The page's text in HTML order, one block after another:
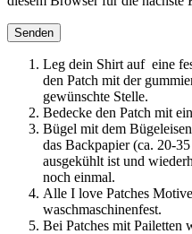
Leg dein Shirt auf eine
den Patch mit der
gewünschte Stelle.
Bedecke den Patch mit
Bügel mit dem
das Backpapier (ca. 20-
ausgekühlt ist und
noch einmal.
Alle I love Patches
waschmaschinenfest.
Bei Patches mit Pailetten